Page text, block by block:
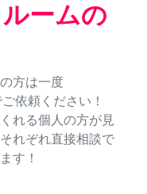
ームの
方は一度
依頼ください！
れる個人の方が見
れぞれ直接相談で
す！